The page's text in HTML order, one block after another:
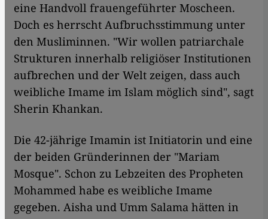
eine Handvoll frauengeführter Moscheen.
Doch es herrscht Aufbruchsstimmung unter
den Musliminnen. "Wir wollen patriarchale
Strukturen innerhalb religiöser Institutionen
aufbrechen und der Welt zeigen, dass auch
weibliche Imame im Islam möglich sind", sagt
Sherin Khankan.
Die 42-jährige Imamin ist Initiatorin und eine
der beiden Gründerinnen der "Mariam
Mosque". Schon zu Lebzeiten des Propheten
Mohammed habe es weibliche Imame
gegeben. Aisha und Umm Salama hätten in